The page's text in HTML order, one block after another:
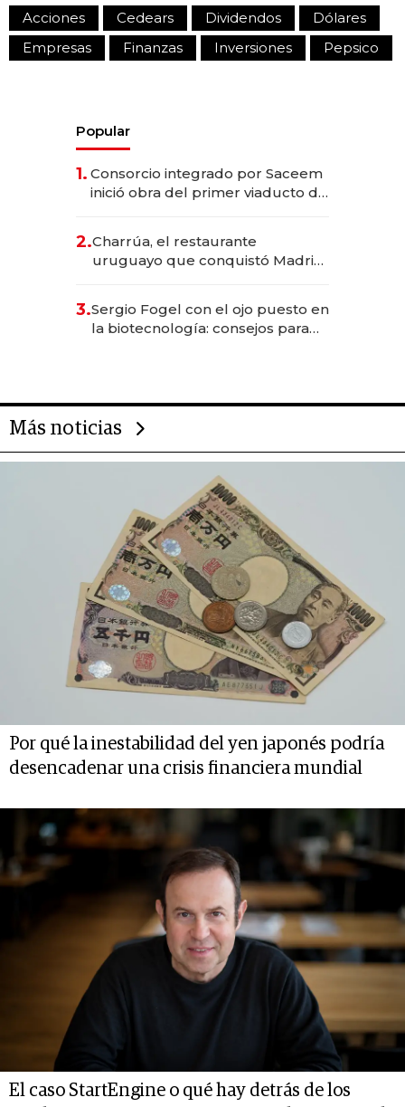
Acciones Cedears Dividendos
Dólares
Empresas
Finanzas Inversiones Pepsico
Popular
1. Consorcio integrado por Saceem
inició obra del primer viaducto de
millones
2.Charrúa, el restaurante
uruguayo que conquistó Madrid:
anticipación y prepara apertura
3.Sergio Fogel con el ojo puesto en
la biotecnología: consejos para
Más noticias
Por qué la inestabilidad del yen japonés podría
desencadenar una crisis financiera mundial
El caso StartEngine o qué hay detrás de los